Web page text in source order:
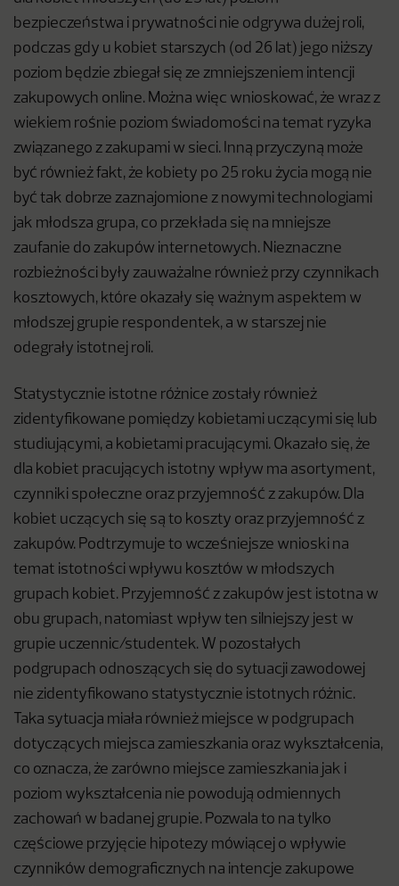
bezpieczeństwa i prywatności nie odgrywa dużej roli,
podczas gdy u kobiet starszych (od 26 lat) jego niższy
poziom będzie zbiegał się ze zmniejszeniem intencji
zakupowych online. Można więc wnioskować, że wraz z
wiekiem rośnie poziom świadomości na temat ryzyka
związanego z zakupami w sieci. Inną przyczyną może
być również fakt, że kobiety po 25 roku życia mogą nie
być tak dobrze zaznajomione z nowymi technologiami
jak młodsza grupa, co przekłada się na mniejsze
zaufanie do zakupów internetowych. Nieznaczne
rozbieżności były zauważalne również przy czynnikach
kosztowych, które okazały się ważnym aspektem w
młodszej grupie respondentek, a w starszej nie
odegrały istotnej roli.
Statystycznie istotne różnice zostały również
zidentyfikowane pomiędzy kobietami uczącymi się lub
studiującymi, a kobietami pracującymi. Okazało się, że
dla kobiet pracujących istotny wpływ ma asortyment,
czynniki społeczne oraz przyjemność z zakupów. Dla
kobiet uczących się są to koszty oraz przyjemność z
zakupów. Podtrzymuje to wcześniejsze wnioski na
temat istotności wpływu kosztów w młodszych
grupach kobiet. Przyjemność z zakupów jest istotna w
obu grupach, natomiast wpływ ten silniejszy jest w
grupie uczennic/studentek. W pozostałych
podgrupach odnoszących się do sytuacji zawodowej
nie zidentyfikowano statystycznie istotnych różnic.
Taka sytuacja miała również miejsce w podgrupach
dotyczących miejsca zamieszkania oraz wykształcenia,
co oznacza, że zarówno miejsce zamieszkania jak i
poziom wykształcenia nie powodują odmiennych
zachowań w badanej grupie. Pozwala to na tylko
częściowe przyjęcie hipotezy mówiącej o wpływie
czynników demograficznych na intencje zakupowe